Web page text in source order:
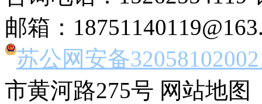
邮箱：
苏公网安备
市黄河路275号 网站地图